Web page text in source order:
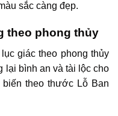
sắc càng đẹp.
theo phong thủy
giác theo phong thủy
lại bình an và tài lộc cho
theo thước Lỗ Ban